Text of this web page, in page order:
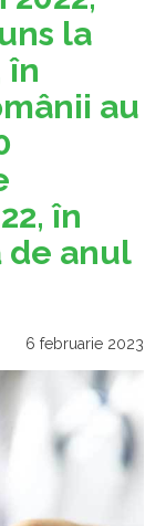
la
în
au
în
de anul
6 februarie 2023